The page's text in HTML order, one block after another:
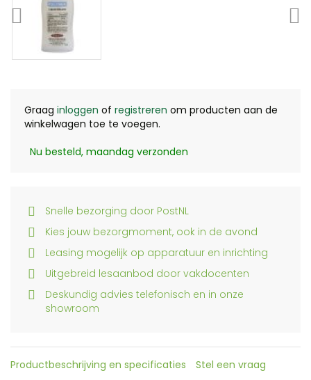
Graag inloggen of registreren om producten aan de
winkelwagen toe te voegen.
Nu besteld, maandag verzonden
Snelle bezorging door PostNL
Kies jouw bezorgmoment, ook in de avond
Leasing mogelijk op apparatuur en inrichting
Uitgebreid lesaanbod door vakdocenten
Deskundig advies telefonisch en in onze
showroom
Productbeschrijving en specificaties Stel een vraag